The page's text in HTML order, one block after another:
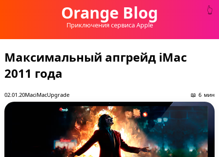
Orange Blog
Приключения сервиса Apple
Максимальный апгрейд iMac
2011 года
02.01.20MaciMacUpgrade 6